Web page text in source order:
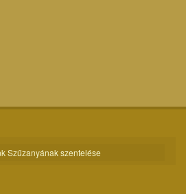
Szűzanyának szentelése